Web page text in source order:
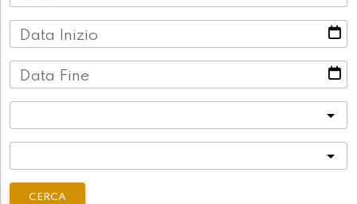
Data Inizio
Data Fine
CERCA